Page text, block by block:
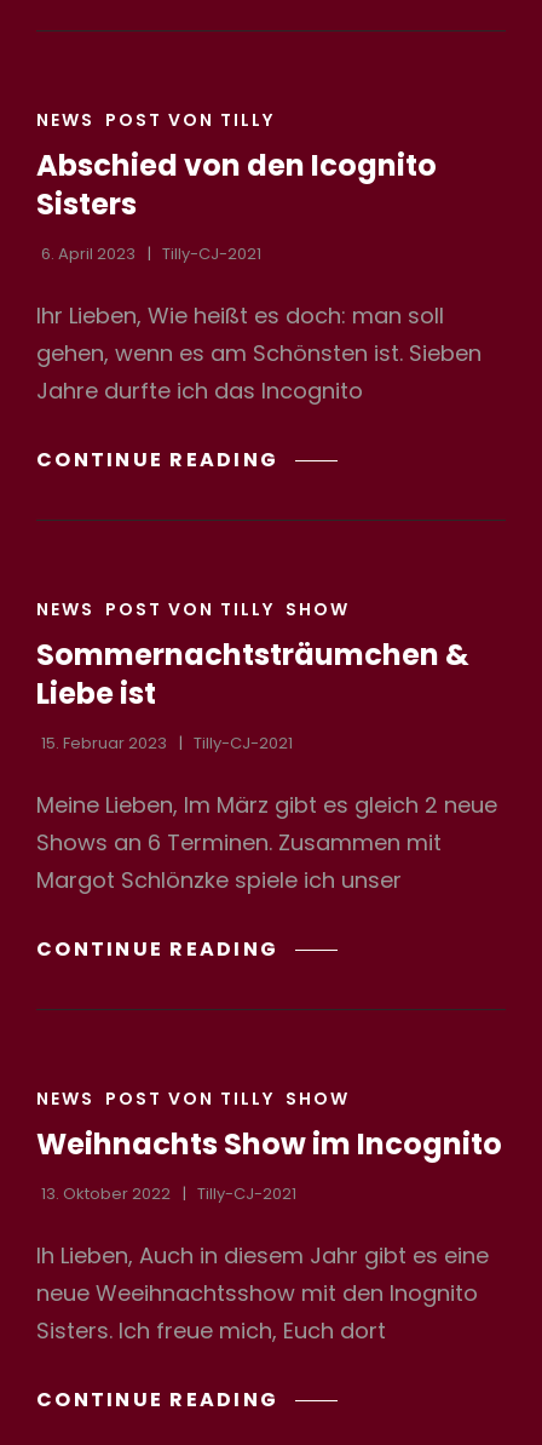
POTSDAM
CAT
NEWS POST VON TILLY
Abschied von den Icognito
Sisters
6. April 2023 Tilly-CJ-2021
Ihr Lieben, Wie heißt es doch: man soll
gehen, wenn es am Schönsten ist. Sieben
Jahre durfte ich das Incognito
CONTINUE READING ABSCHIED
DEN
CAT
NEWS POST VON TILLY SHOW
Sommernachtsträumchen &
Liebe ist
15. Februar 2023 Tilly-CJ-2021
Meine Lieben, Im März gibt es gleich 2 neue
Shows an 6 Terminen. Zusammen mit
Margot Schlönzke spiele ich unser
CONTINUE READING
LIEBE
CAT
NEWS POST VON TILLY SHOW
Weihnachts Show im Incognito
13. Oktober 2022 Tilly-CJ-2021
Ih Lieben, Auch in diesem Jahr gibt es eine
neue Weeihnachtsshow mit den Inognito
Sisters. Ich freue mich, Euch dort
CONTINUE READING WEIHNACHTS